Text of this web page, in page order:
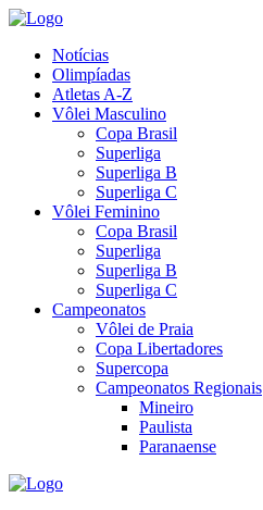
Notícias
Olimpíadas
Atletas A-Z
Vôlei Masculino
Copa Brasil
Superliga
Superliga B
Superliga C
Vôlei Feminino
Copa Brasil
Superliga
Superliga B
Superliga C
Campeonatos
Vôlei de Praia
Copa Libertadores
Supercopa
Campeonatos Regionais
Mineiro
Paulista
Paranaense